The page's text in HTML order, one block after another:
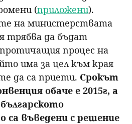
(приложени).
на министерствата
трябва да бъдат
процес на
има за цел към края
да са приети. Срокът
обаче е 2015г, а
са въведени с решение